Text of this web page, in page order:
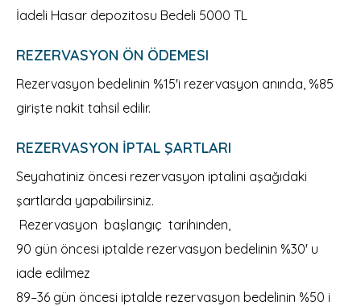
İadeli Hasar depozitosu Bedeli 5000 TL
REZERVASYON ÖN ÖDEMESI
Rezervasyon bedelinin %15'i rezervasyon anında, %85
girişte nakit tahsil edilir.
REZERVASYON İPTAL ŞARTLARI
Seyahatiniz öncesi rezervasyon iptalini aşağıdaki
şartlarda yapabilirsiniz.
Rezervasyon başlangıç tarihinden,
90 gün öncesi iptalde rezervasyon bedelinin %30' u
iade edilmez
89–36 gün öncesi iptalde rezervasyon bedelinin %50 i